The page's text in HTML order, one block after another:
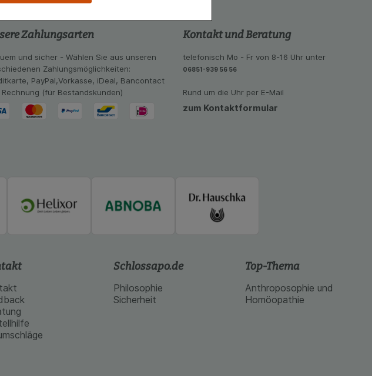
oder unsere Seite an bevorzugte
Komfort-Cookies ermöglichen es uns auch
über die Art und Weise der Nutzung
weiter für Sie optimieren können, den
möglichst relevant für Sie zu
an Dritte wie z.B. Google oder soziale
Zahlungsarten
und sicher - Wählen Sie aus unseren
Zahlungsmöglichkeiten:
PayPal,Vorkasse, iDeal, Bancontact
Rechnung (für Bestandskunden)
Kontakt und Beratung
telefonisch Mo - Fr von 8-16 Uhr unter
06851-939 56 56
Rund um die Uhr per E-Mail
zum Kontaktformular
Schlossapo.de
Philosophie
Sicherheit
Top-Thema
Anthroposophie und
Homöopathie